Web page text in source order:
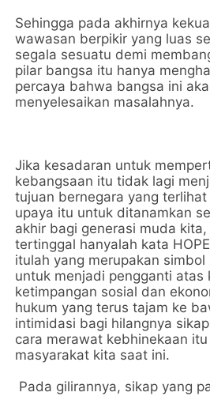
Sehingga pada akhirnya
wawasan berpikir yang luas
segala sesuatu demi
pilar bangsa itu hanya
percaya bahwa bangsa ini
menyelesaikan masalahnya.
Jika kesadaran untuk
kebangsaan itu tidak lagi
tujuan bernegara yang
upaya itu untuk ditanamkan
akhir bagi generasi muda
tertinggal hanyalah kata
itulah yang merupakan
untuk menjadi pengganti atas
ketimpangan sosial dan
hukum yang terus tajam ke
intimidasi bagi hilangnya
cara merawat kebhinekaan
masyarakat kita saat ini.
Pada gilirannya, sikap yang